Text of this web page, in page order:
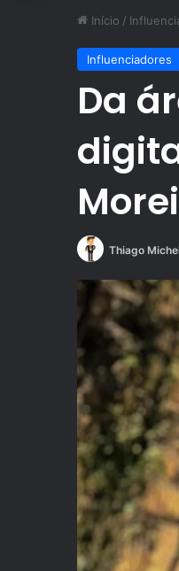
Início /
Influenciadores
Da
Thiago